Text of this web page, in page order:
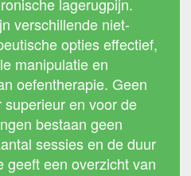
verschillende niet-
opties effectief,
manipulatie en
oefentherapie. Geen
en voor de
bestaan geen
sessies en de duur
geeft een overzicht van